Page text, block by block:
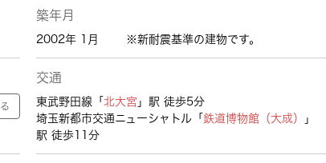
築年月
2002年 1月 ※新耐震基準の建物です。
交通
東武野田線「 北大宮 」駅 徒歩5分
埼玉新都市交通ニューシャトル「 鉄道博物館（大成）
」
駅 徒歩11分